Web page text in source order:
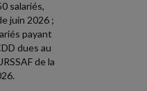
salariés,
juin 2026 ;
payant
dues au
de la